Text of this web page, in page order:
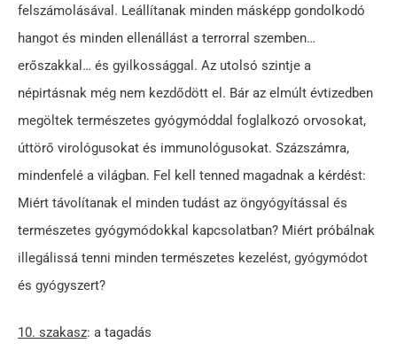
felszámolásával. Leállítanak minden másképp gondolkodó
hangot és minden ellenállást a terrorral szemben…
erőszakkal… és gyilkossággal. Az utolsó szintje a
népirtásnak még nem kezdődött el. Bár az elmúlt évtizedben
megöltek természetes gyógymóddal foglalkozó orvosokat,
úttörő virológusokat és immunológusokat. Százszámra,
mindenfelé a világban. Fel kell tenned magadnak a kérdést:
Miért távolítanak el minden tudást az öngyógyítással és
természetes gyógymódokkal kapcsolatban? Miért próbálnak
illegálissá tenni minden természetes kezelést, gyógymódot
és gyógyszert?
10. szakasz: a tagadás